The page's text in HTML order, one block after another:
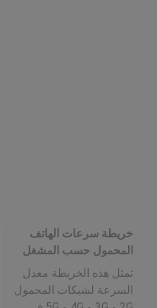
خريطة سرعات الهاتف
المحمول حسب المشغل
تمثل هذه الخريطة معدل
السرعة لشبكات المحمول